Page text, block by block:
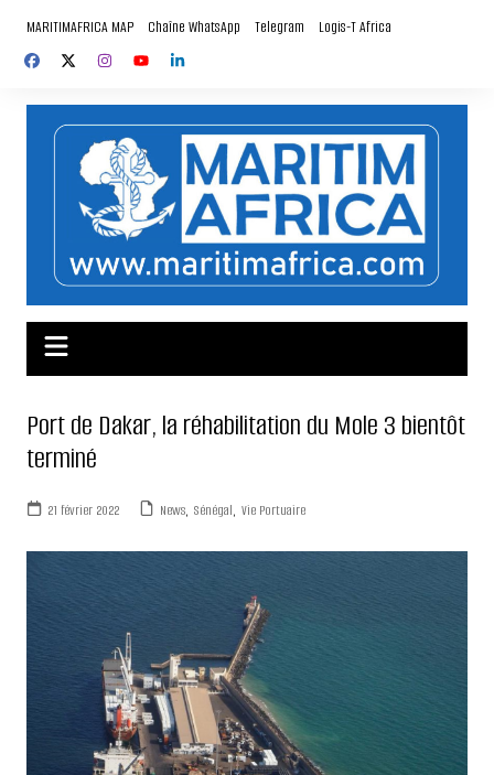
contenu
MARITIMAFRICA MAP Chaîne WhatsApp Telegram Logis-T Africa
Port de Dakar, la réhabilitation du Mole 3 bientôt
terminé
21 février 2022 News, Sénégal, Vie Portuaire